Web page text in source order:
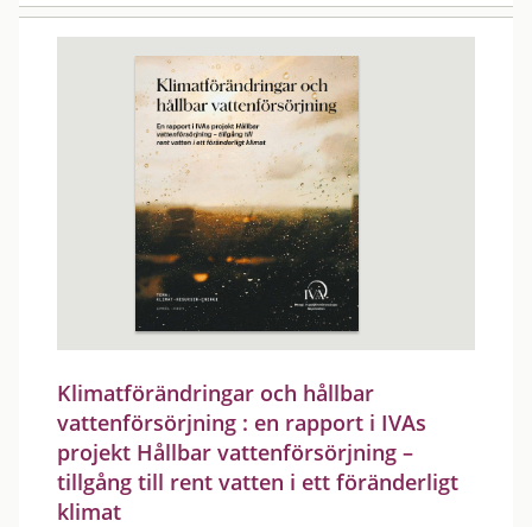
Klimatförändringar och hållbar
vattenförsörjning : en rapport i IVAs
projekt Hållbar vattenförsörjning –
tillgång till rent vatten i ett föränderligt
klimat